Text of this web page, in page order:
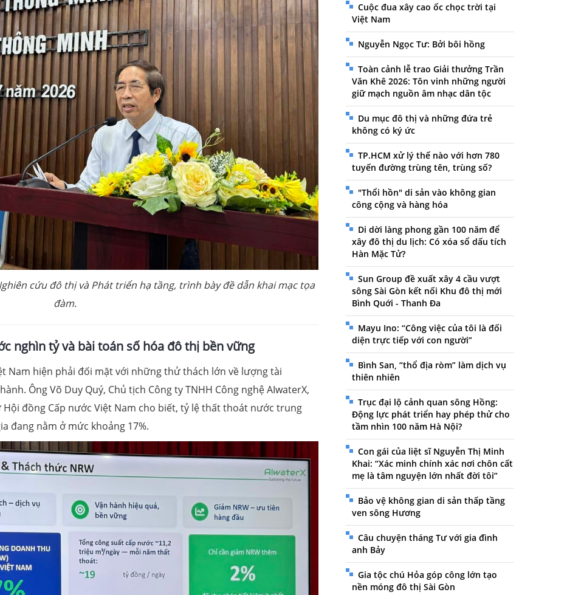
cứu đô thị và Phát triển hạ tầng, trình bày đề dẫn khai mạc tọa
đàm.
nghìn tỷ và bài toán số hóa đô thị bền vững
Nam hiện phải đối mặt với những thử thách lớn về lượng tài
Ông Võ Duy Quý, Chủ tịch Công ty TNHH Công nghệ AIwaterX,
đồng Cấp nước Việt Nam cho biết, tỷ lệ thất thoát nước trung
đang nằm ở mức khoảng 17%.
Cuộc đua xây cao ốc chọc trời tại
Việt Nam
Nguyễn Ngọc Tư: Bởi bôi hồng
Toàn cảnh lễ trao Giải thưởng Trần
Văn Khê 2026: Tôn vinh những người
giữ mạch nguồn âm nhạc dân tộc
Du mục đô thị và những đứa trẻ
không có ký ức
TP.HCM xử lý thế nào với hơn 780
tuyến đường trùng tên, trùng số?
"Thổi hồn" di sản vào không gian
công cộng và hàng hóa
Di dời làng phong gần 100 năm để
xây đô thị du lịch: Có xóa sổ dấu tích
Hàn Mặc Tử?
Sun Group đề xuất xây 4 cầu vượt
sông Sài Gòn kết nối Khu đô thị mới
Bình Quới - Thanh Đa
Mayu Ino: “Công việc của tôi là đối
diện trực tiếp với con người”
Bình San, “thổ địa ròm” làm dịch vụ
thiên nhiên
Trục đại lộ cảnh quan sông Hồng:
Động lực phát triển hay phép thử cho
tầm nhìn 100 năm Hà Nội?
Con gái của liệt sĩ Nguyễn Thị Minh
Khai: “Xác minh chính xác nơi chôn cất
mẹ là tâm nguyện lớn nhất đời tôi”
Bảo vệ không gian di sản thấp tầng
ven sông Hương
Câu chuyện tháng Tư với gia đình
anh Bảy
Gia tộc chú Hỏa góp công lớn tạo
nền móng đô thị Sài Gòn